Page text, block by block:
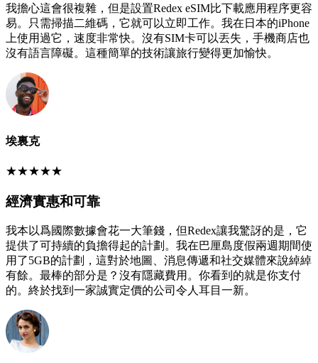
我擔心這會很複雜，但是設置Redex eSIM比下載應用程序更容
易。只需掃描二維碼，它就可以立即工作。我在日本的iPhone
上使用過它，速度非常快。沒有SIM卡可以丟失，手機商店也
沒有語言障礙。這種簡單的技術讓旅行變得更加愉快。
埃裏克
★★★★★
經濟實惠和可靠
我本以爲國際數據會花一大筆錢，但Redex讓我驚訝的是，它
提供了可持續的負擔得起的計劃。我在巴厘島度假兩週期間使
用了5GB的計劃，這對於地圖、消息傳遞和社交媒體來說綽綽
有餘。最棒的部分是？沒有隱藏費用。你看到的就是你支付
的。終於找到一家誠實定價的公司令人耳目一新。